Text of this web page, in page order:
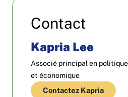
Contact
Kapria Lee
Associé principal en
et économique
Contactez Kapria